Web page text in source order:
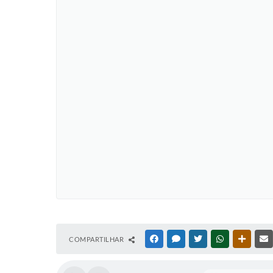
COMPARTILHAR FACEBOOKMESSENGER
TWITTERWHATSAPP